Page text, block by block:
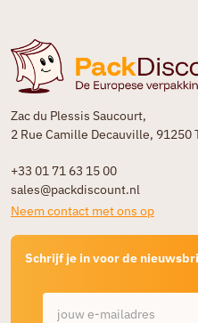
Zac du Plessis Saucourt,
2 Rue Camille Decauville, 91250
+33 01 71 63 15 00
sales@packdiscount.nl
Neem contact met ons op
Schrijf je in voor de